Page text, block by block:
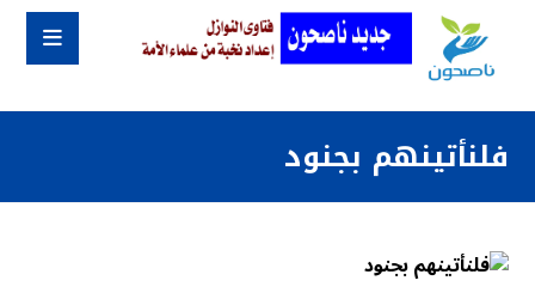
فلنأتينهم بجنود